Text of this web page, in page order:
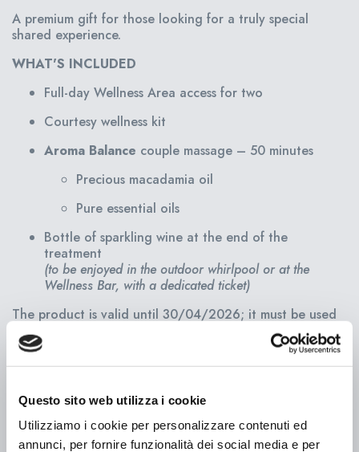
Questo sito web utilizza i cookie
Utilizziamo i cookie per personalizzare contenuti ed
annunci, per fornire funzionalità dei social media e per
A premium gift for those looking for a truly special
shared experience.
WHAT'S INCLUDED
Full-day Wellness Area access for two
Courtesy wellness kit
Aroma Balance couple massage – 50 minutes
Precious macadamia oil
Pure essential oils
Bottle of sparkling wine at the end of the
treatment
(to be enjoyed in the outdoor whirlpool or at the
Wellness Bar, with a dedicated ticket)
The product is valid until 30/04/2026; it must be used
within this period.
Total € 59,00
Add to cart